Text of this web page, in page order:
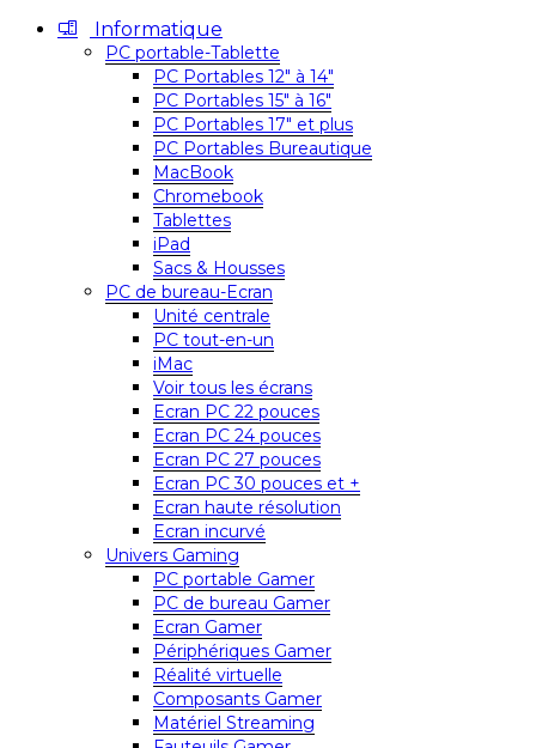
Informatique
PC portable-Tablette
PC Portables 12″ à 14″
PC Portables 15″ à 16″
PC Portables 17″ et plus
PC Portables Bureautique
MacBook
Chromebook
Tablettes
iPad
Sacs & Housses
PC de bureau-Ecran
Unité centrale
PC tout-en-un
iMac
Voir tous les écrans
Ecran PC 22 pouces
Ecran PC 24 pouces
Ecran PC 27 pouces
Ecran PC 30 pouces et +
Ecran haute résolution
Ecran incurvé
Univers Gaming
PC portable Gamer
PC de bureau Gamer
Ecran Gamer
Périphériques Gamer
Réalité virtuelle
Composants Gamer
Matériel Streaming